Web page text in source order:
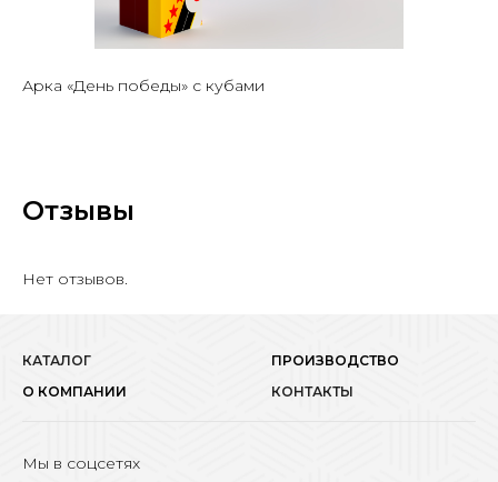
Арка «День победы» с кубами
Отзывы
Нет отзывов.
КАТАЛОГ
ПРОИЗВОДСТВО
О КОМПАНИИ
КОНТАКТЫ
Мы в соцсетях